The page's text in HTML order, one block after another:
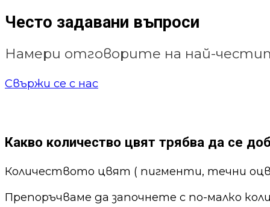
Често задавани въпроси
Намери отговорите на най-
Свържи се с нас
Какво количество цвят трябва да се
Количеството цвят ( пигменти, течни
Препоръчваме да започнете с по-малко